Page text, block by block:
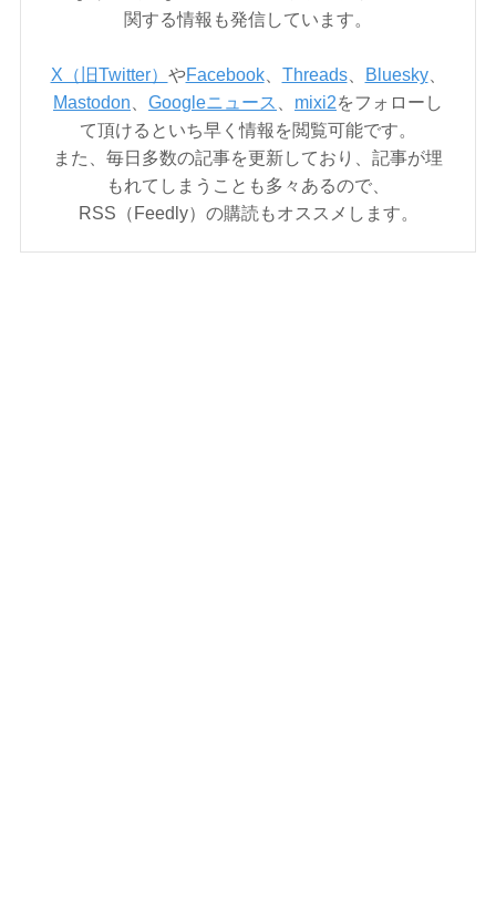
関する情報も発信しています。
X（旧Twitter） やFacebook、 Threads、 Bluesky、
Mastodon
Googleニュース mixi2をフォローし
て頂けるといち早く情報を閲覧可能です。
また、毎日多数の記事を更新しており、記事が埋
もれてしまうことも多々あるので、
RSS（Feedly）の購読もオススメします。